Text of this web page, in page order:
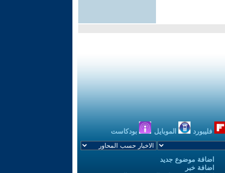
فليبورد الموبايل بودكاست
اضافة موضوع جديد
اضافة خبر